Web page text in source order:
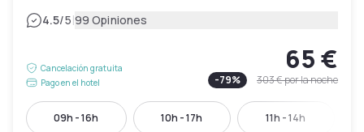
4.5/5|99 Opiniones
Cancelación gratuita
Pago en el hotel
65 €
-79% 303 €por la noche
09h - 16h 10h - 17h 11h - 14h